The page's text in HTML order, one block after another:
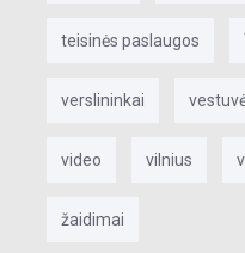
teisinės paslaugos
verslininkai
video vilnius
žaidimai